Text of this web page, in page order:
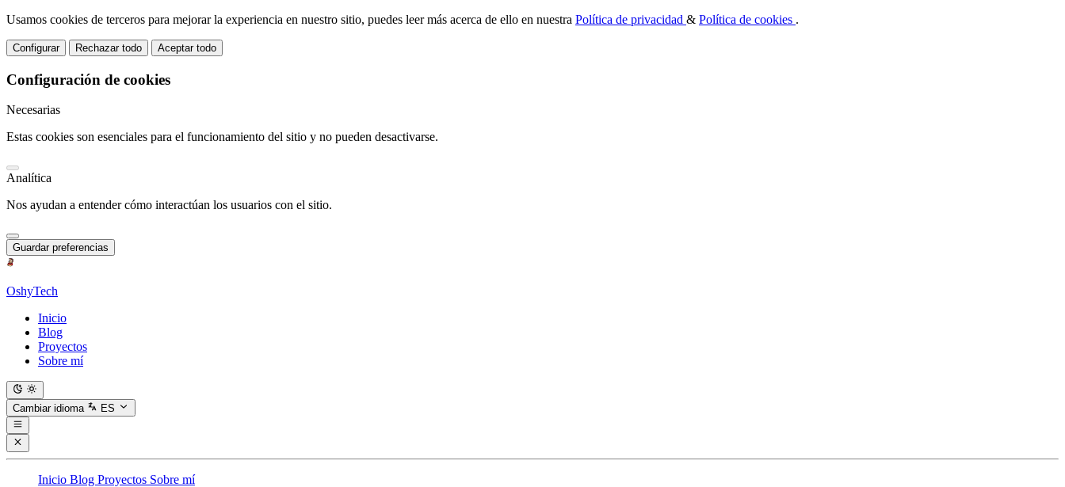
Usamos cookies de terceros para mejorar la experiencia en nuestro sitio, puedes leer más acerca de ello en nuestra Política de privacidad & Política de cookies .
Configurar Rechazar todo Aceptar todo
Configuración de cookies
Necesarias
Estas cookies son esenciales para el funcionamiento del sitio y no pueden desactivarse.
Analítica
Nos ayudan a entender cómo interactúan los usuarios con el sitio.
Guardar preferencias
OshyTech
Inicio
Blog
Proyectos
Sobre mí
Cambiar idioma ES
Inicio Blog Proyectos Sobre mí